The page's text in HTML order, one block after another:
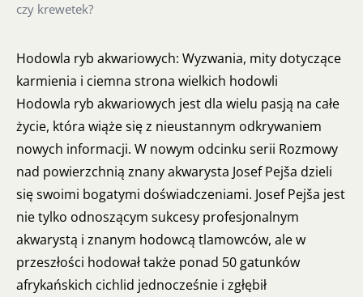
czy krewetek?
Hodowla ryb akwariowych: Wyzwania, mity dotyczące
karmienia i ciemna strona wielkich hodowli
Hodowla ryb akwariowych jest dla wielu pasją na całe
życie, która wiąże się z nieustannym odkrywaniem
nowych informacji. W nowym odcinku serii Rozmowy
nad powierzchnią znany akwarysta Josef Pejša dzieli
się swoimi bogatymi doświadczeniami. Josef Pejša jest
nie tylko odnoszącym sukcesy profesjonalnym
akwarystą i znanym hodowcą tlamowców, ale w
przeszłości hodował także ponad 50 gatunków
afrykańskich cichlid jednocześnie i zgłębił